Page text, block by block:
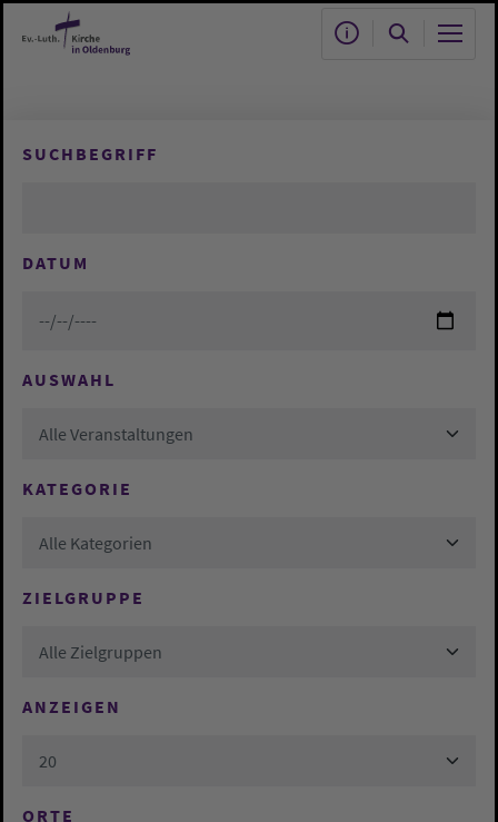
Zum Hauptinhalt springen
SUCHBEGRIFF
DATUM
AUSWAHL
Alle Veranstaltungen
KATEGORIE
Alle Kategorien
ZIELGRUPPE
Alle Zielgruppen
ANZEIGEN
20
ORTE